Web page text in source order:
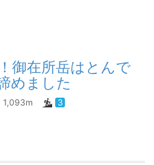
御在所岳はとんで
めました
1,093m 3